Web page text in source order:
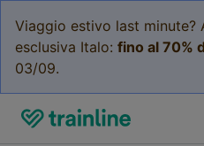
Viaggio estivo last
esclusiva Italo: fino al 70%
03/09.